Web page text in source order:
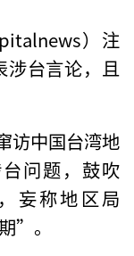
）注
台言论，且
访中国台湾地
问题，鼓吹
妄称地区局
”。